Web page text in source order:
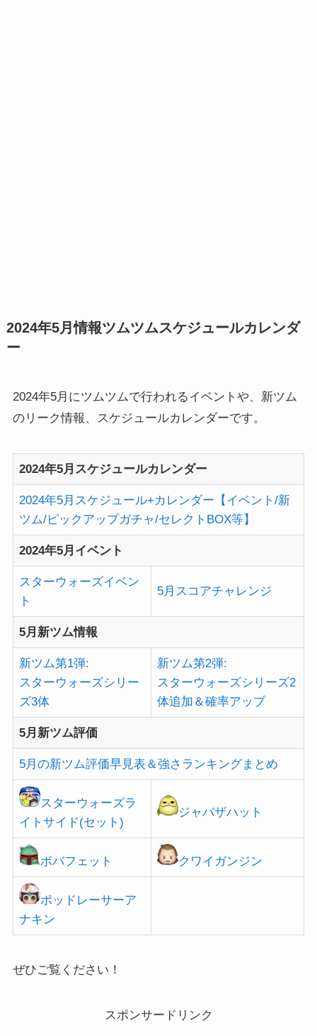
2024年5月情報ツムツムスケジュールカレンダ
ー
2024年5月にツムツムで行われるイベントや、新ツム
のリーク情報、スケジュールカレンダーです。
2024年5月スケジュールカレンダー
2024年5月スケジュール+カレンダー【イベント/新
ツム/ピックアップガチャ/セレクトBOX等】
2024年5月イベント
スターウォーズイベン
ト
5月スコアチャレンジ
5月新ツム情報
新ツム第1弾:
スターウォーズシリー
ズ3体
新ツム第2弾:
スターウォーズシリーズ2
体追加＆確率アップ
5月新ツム評価
5月の新ツム評価早見表＆強さランキングまとめ
スターウォーズラ
イトサイド(セット)
ジャバザハット
ボバフェット クワイガンジン
ポッドレーサーア
ナキン
ぜひご覧ください！
スポンサードリンク